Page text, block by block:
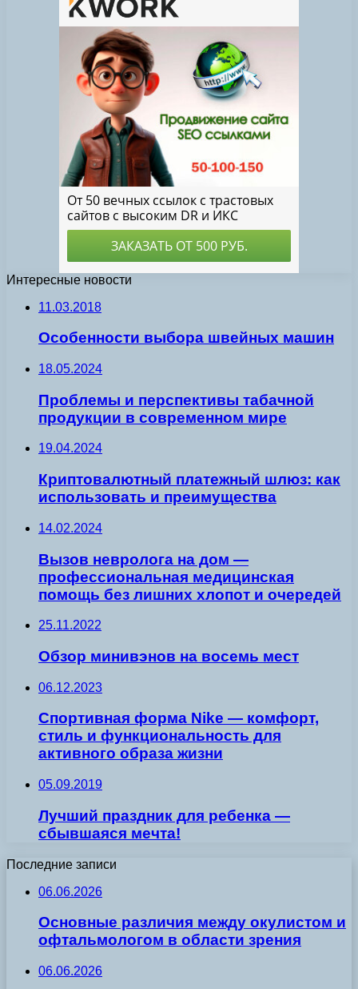
Интересные новости
11.03.2018
Особенности выбора швейных машин
18.05.2024
Проблемы и перспективы табачной
продукции в современном мире
19.04.2024
Криптовалютный платежный шлюз: как
использовать и преимущества
14.02.2024
Вызов невролога на дом —
профессиональная медицинская
помощь без лишних хлопот и очередей
25.11.2022
Обзор минивэнов на восемь мест
06.12.2023
Спортивная форма Nike — комфорт,
стиль и функциональность для
активного образа жизни
05.09.2019
Лучший праздник для ребенка —
сбывшаяся мечта!
Последние записи
06.06.2026
Основные различия между окулистом и
офтальмологом в области зрения
06.06.2026